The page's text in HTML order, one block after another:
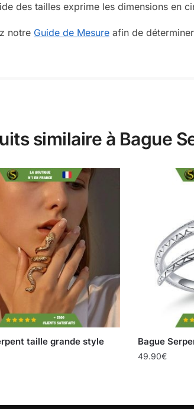
des tailles exprime les dimensions en
notre Guide de Mesure afin de
similaire à Bague
taille grande style
Bague
49.90€